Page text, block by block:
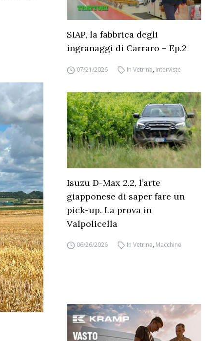
SIAP, la fabbrica degli
ingranaggi di Carraro – Ep.2
07/21/2026 In Vetrina, Interviste
Isuzu D-Max 2.2, l’arte
giapponese di saper fare un
pick-up. La prova in
Valpolicella
06/26/2026 In Vetrina, Macchine